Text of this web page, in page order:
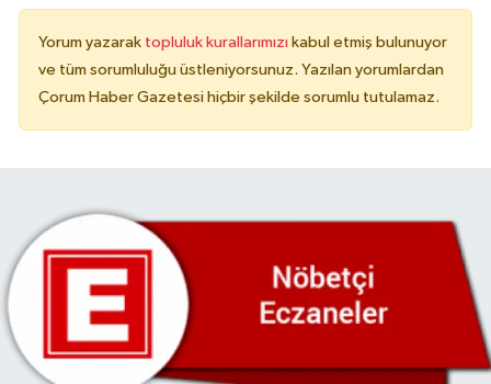
Yorum yazarak topluluk kurallarımızı kabul etmiş bulunuyor
ve tüm sorumluluğu üstleniyorsunuz. Yazılan yorumlardan
Çorum Haber Gazetesi hiçbir şekilde sorumlu tutulamaz.